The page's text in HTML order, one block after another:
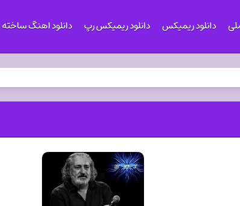
دانلود ریمیکس دانلود ریمیکس رپ دانلود اهنگ